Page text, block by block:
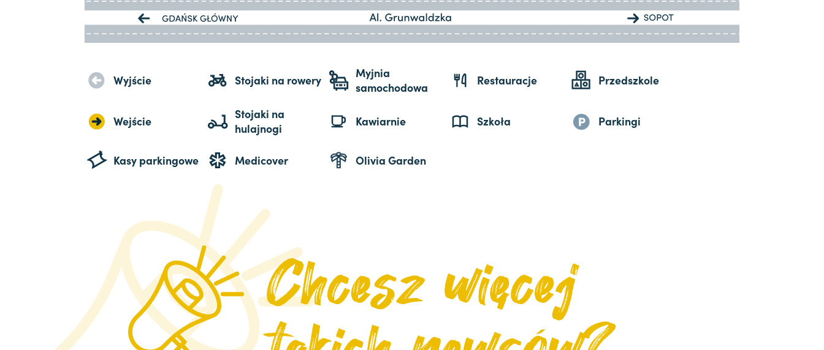
Wyjście Stojaki na rowery
Myjnia
samochodowa
Restauracje Przedszkole
Wejście
Stojaki na
hulajnogi
Kawiarnie Szkoła Parkingi
Kasy parkingowe Medicover Olivia Garden